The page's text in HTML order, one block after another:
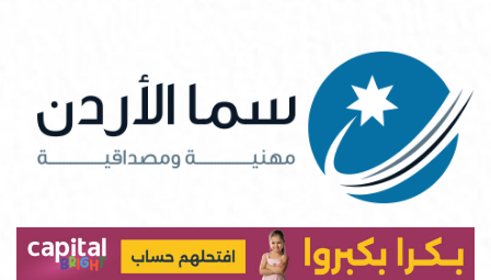
content